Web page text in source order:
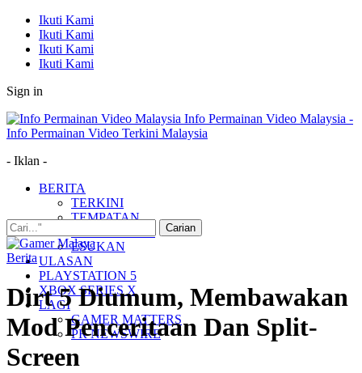
Ikuti Kami
Ikuti Kami
Ikuti Kami
Ikuti Kami
Sign in
Info Permainan Video Malaysia -
Info Permainan Video Terkini Malaysia
- Iklan -
BERITA
TERKINI
TEMPATAN
ESUKAN
ULASAN
PLAYSTATION 5
XBOX SERIES X
LAGI
GAMER MATTERS
PR NEWSWIRE
Berita
Dirt 5 Diumum, Membawakan
Mod Penceritaan Dan Split-
Screen